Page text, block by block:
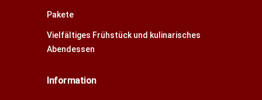
Pakete
Vielfältiges Frühstück und kulinarisches
Abendessen
Information